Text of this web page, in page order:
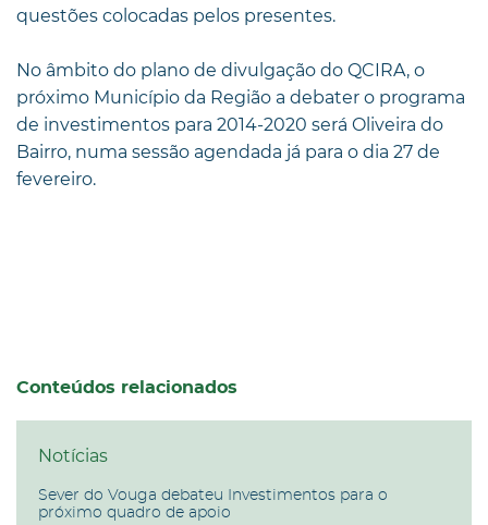
questões colocadas pelos presentes.
No âmbito do plano de divulgação do QCIRA, o
próximo Município da Região a debater o programa
de investimentos para 2014-2020 será Oliveira do
Bairro, numa sessão agendada já para o dia 27 de
fevereiro.
Conteúdos relacionados
Notícias
Sever do Vouga debateu Investimentos para o
próximo quadro de apoio